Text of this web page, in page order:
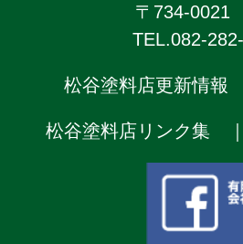
〒734-0021
TEL.082-
松谷塗料店更新情報
松谷塗料店リンク集